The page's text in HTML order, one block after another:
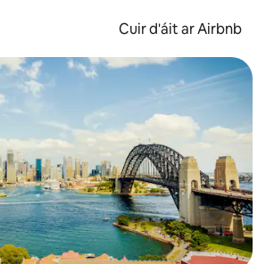
Cuir d'áit ar Airbnb